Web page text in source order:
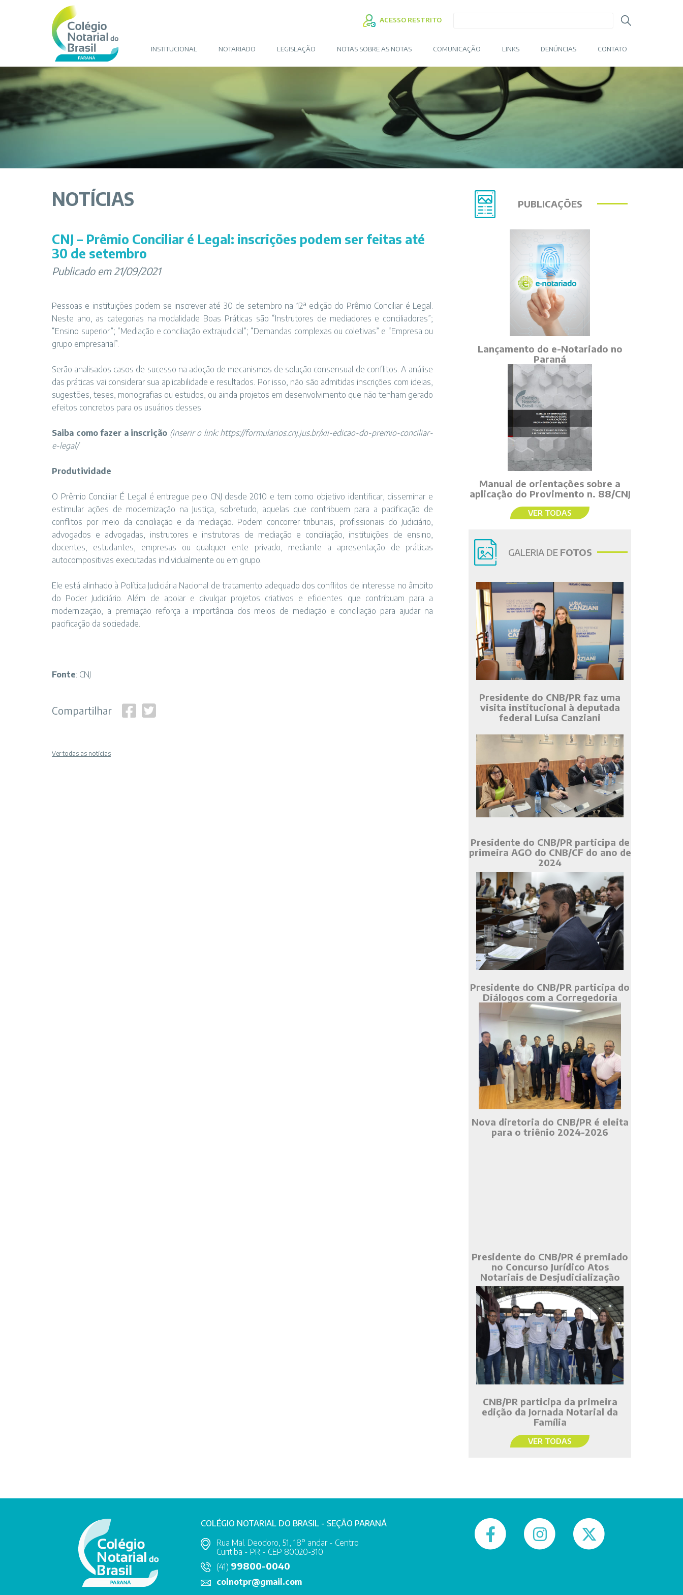
ACESSO RESTRITO
INSTITUCIONAL NOTARIADO LEGISLAÇÃO NOTAS SOBRE AS NOTAS COMUNICAÇÃO LINKS DENÚNCIAS CONTATO
NOTÍCIAS
CNJ – Prêmio Conciliar é Legal: inscrições podem ser feitas até
30 de setembro
Publicado em 21/09/2021
Pessoas e instituições podem se inscrever até 30 de setembro na 12ª edição do Prêmio Conciliar é Legal.
Neste ano, as categorias na modalidade Boas Práticas são “Instrutores de mediadores e conciliadores”;
“Ensino superior”; “Mediação e conciliação extrajudicial”; “Demandas complexas ou coletivas” e “Empresa ou
grupo empresarial”.
Serão analisados casos de sucesso na adoção de mecanismos de solução consensual de conflitos. A análise
das práticas vai considerar sua aplicabilidade e resultados. Por isso, não são admitidas inscrições com ideias,
sugestões, teses, monografias ou estudos, ou ainda projetos em desenvolvimento que não tenham gerado
efeitos concretos para os usuários desses.
Saiba como fazer a inscrição (inserir o link:https://formularios.cnj.jus.br/xii-edicao-do-premio-conciliar-
e-legal/
Produtividade
O Prêmio Conciliar É Legal é entregue pelo CNJ desde 2010 e tem como objetivo identificar, disseminar e
estimular ações de modernização na Justiça, sobretudo, aquelas que contribuem para a pacificação de
conflitos por meio da conciliação e da mediação. Podem concorrer tribunais, profissionais do Judiciário,
advogados e advogadas, instrutores e instrutoras de mediação e conciliação, instituições de ensino,
docentes, estudantes, empresas ou qualquer ente privado, mediante a apresentação de práticas
autocompositivas executadas individualmente ou em grupo.
Ele está alinhado à Política Judiciária Nacional de tratamento adequado dos conflitos de interesse no âmbito
do Poder Judiciário. Além de apoiar e divulgar projetos criativos e eficientes que contribuam para a
modernização, a premiação reforça a importância dos meios de mediação e conciliação para ajudar na
pacificação da sociedade.
Fonte: CNJ
Compartilhar
Ver todas as notícias
PUBLICAÇÕES
Lançamento do e-Notariado no
Paraná
Manual de orientações sobre a
aplicação do Provimento n. 88/CNJ
VER TODAS
GALERIA DE FOTOS
Presidente do CNB/PR faz uma
visita institucional à deputada
federal Luísa Canziani
Presidente do CNB/PR participa de
primeira AGO do CNB/CF do ano de
2024
Presidente do CNB/PR participa do
Diálogos com a Corregedoria
Nova diretoria do CNB/PR é eleita
para o triênio 2024-2026
Presidente do CNB/PR é premiado
no Concurso Jurídico Atos
Notariais de Desjudicialização
CNB/PR participa da primeira
edição da Jornada Notarial da
Família
VER TODAS
COLÉGIO NOTARIAL DO BRASIL - SEÇÃO PARANÁ
Rua Mal. Deodoro, 51, 18° andar - Centro
Curitiba - PR - CEP 80020-310
(41) 99800-0040
colnotpr@gmail.com